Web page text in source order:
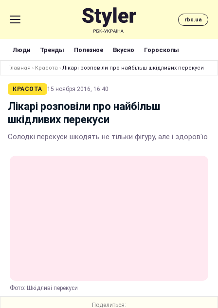
rbc.ua
Люди Тренды Полезное Вкусно Гороскопы
Главная › Красота › Лікарі розповіли про найбільш шкідливих перекуси
КРАСОТА 15 ноября 2016, 16:40
Лікарі розповіли про найбільш
шкідливих перекуси
Солодкі перекуси шкодять не тільки фігуру, але і здоров'ю
Фото: Шкідливі перекуси
Поделиться: